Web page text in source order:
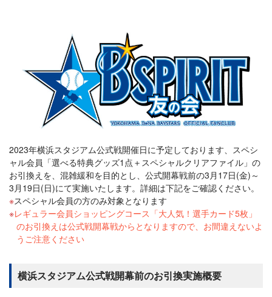
2023年横浜スタジアム公式戦開催日に予定しております、スペシ
ャル会員「選べる特典グッズ1点＋スペシャルクリアファイル」の
お引換えを、混雑緩和を目的とし、公式開幕戦前の3月17日(金)～
3月19日(日)にて実施いたします。詳細は下記をご確認ください。
スペシャル会員の方のみ対象となります
レギュラー会員ショッピングコース「大人気！選手カード5枚」
のお引換えは公式戦開幕戦からとなりますので、お間違えないよ
うご注意ください
横浜スタジアム公式戦開幕前のお引換実施概要